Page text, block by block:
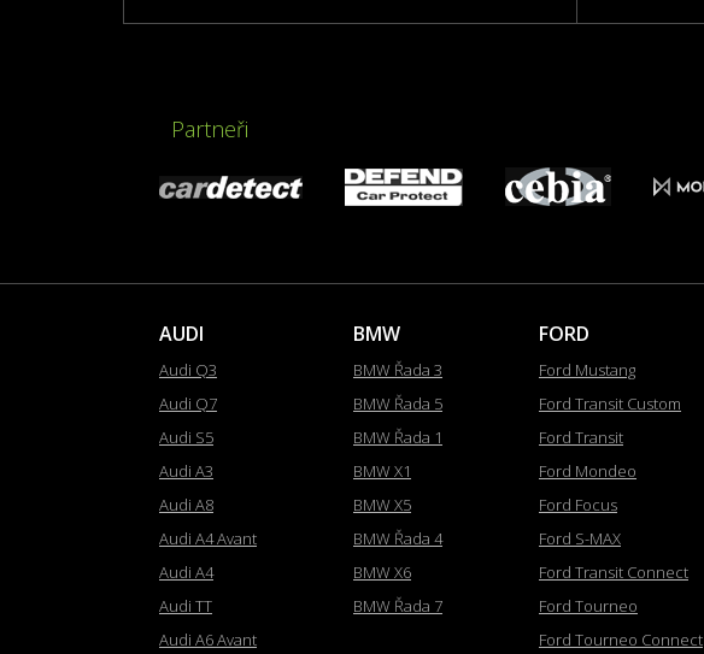
Partneři
AUDI
Audi Q3
Audi Q7
Audi S5
Audi A3
Audi A8
Audi A4 Avant
Audi A4
Audi TT
Audi A6 Avant
BMW
BMW Řada 3
BMW Řada 5
BMW Řada 1
BMW X1
BMW X5
BMW Řada 4
BMW X6
BMW Řada 7
FORD
Ford Mustang
Ford Transit Custom
Ford Transit
Ford Mondeo
Ford Focus
Ford S-MAX
Ford Transit Connect
Ford Tourneo
Ford Tourneo Connect